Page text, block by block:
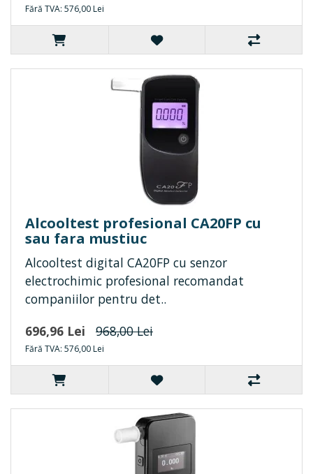
Fără TVA: 576,00 Lei
Alcooltest profesional CA20FP cu
sau fara mustiuc
Alcooltest digital CA20FP cu senzor
electrochimic profesional recomandat
companiilor pentru det..
696,96 Lei
968,00 Lei
Fără TVA: 576,00 Lei